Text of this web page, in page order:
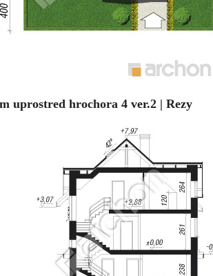
uprostred hrochora 4 ver.2 | Rezy